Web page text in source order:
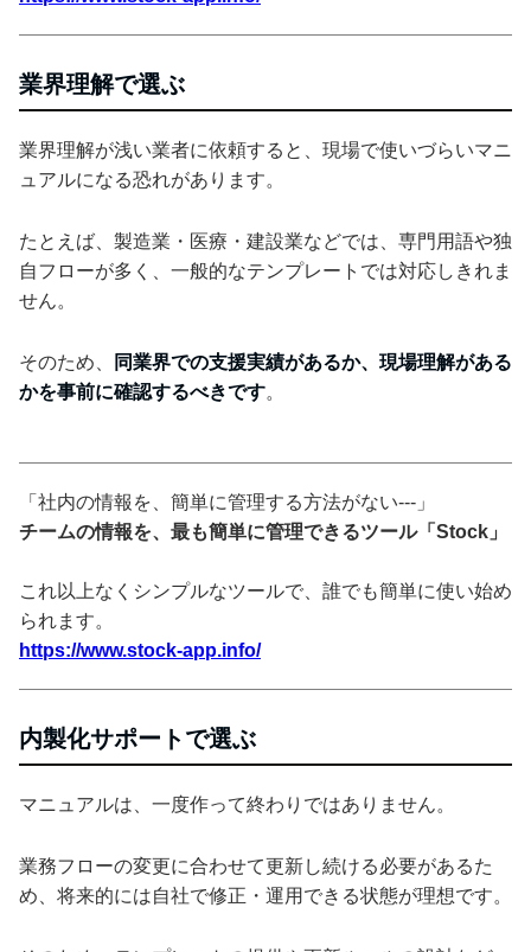
業界理解で選ぶ
業界理解が浅い業者に依頼すると、現場で使いづらいマニ
ュアルになる恐れがあります。
たとえば、製造業・医療・建設業などでは、専門用語や独
自フローが多く、一般的なテンプレートでは対応しきれま
せん。
そのため、
同業界での支援実績があるか、現場理解がある
かを事前に確認するべきです。
「社内の情報を、簡単に管理する方法がない---」
チームの情報を、最も簡単に管理できるツール「Stock」
これ以上なくシンプルなツールで、誰でも簡単に使い始め
られます。
https://www.stock-app.info/
内製化サポートで選ぶ
マニュアルは、一度作って終わりではありません。
業務フローの変更に合わせて更新し続ける必要があるた
め、将来的には自社で修正・運用できる状態が理想です。